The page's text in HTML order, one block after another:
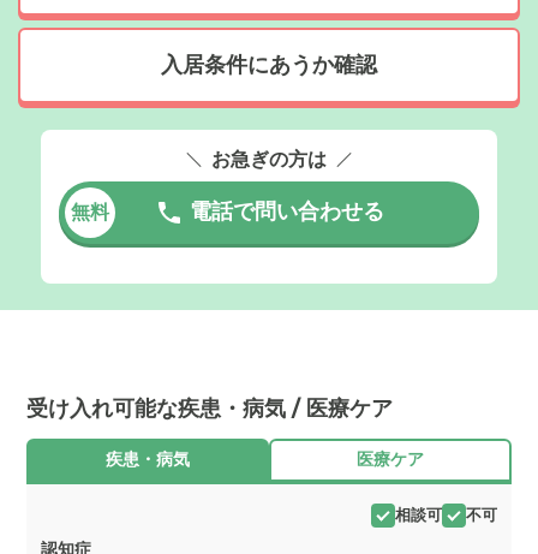
入居条件にあうか確認
お急ぎの方は
無料 電話で問い合わせる
受け入れ可能な疾患・病気 / 医療ケア
疾患・病気 医療ケア
相談可 不可
認知症